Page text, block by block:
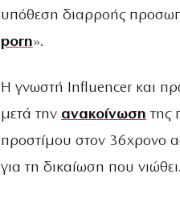
υπόθεση διαρροής
porn».
Η γνωστή Influencer και
μετά την ανακοίνωση της
προστίμου στον 36χρονο
για τη δικαίωση που νιώθει.